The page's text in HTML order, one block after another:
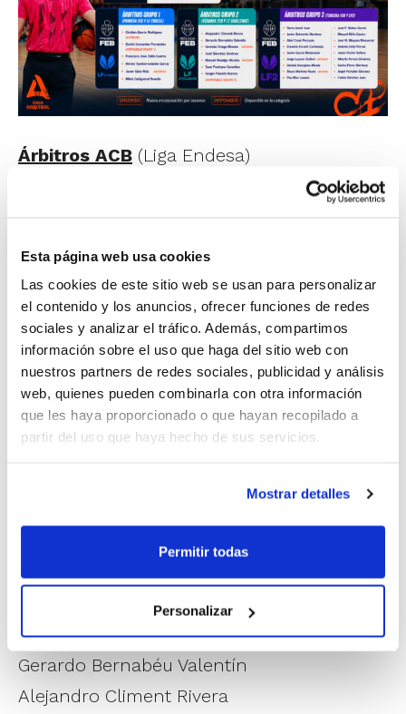
Esta página web usa cookies
Las cookies de este sitio web se usan para personalizar
el contenido y los anuncios, ofrecer funciones de redes
sociales y analizar el tráfico. Además, compartimos
información sobre el uso que haga del sitio web con
nuestros partners de redes sociales, publicidad y análisis
web, quienes pueden combinarla con otra información
que les haya proporcionado o que hayan recopilado a
partir del uso que haya hecho de sus servicios.
Mostrar detalles
Permitir todas
Personalizar
Árbitros ACB (Liga Endesa)
Árbitros Grupo 1
Endesa)
Mikel Cañigueral Novella
Daniel Cervantes Fernández (DISPONIBLE
GRUPO 1)
Cristian García Rodríguez (ASCENSO)
Héctor Sanhermelando García
Árbitros Grupo 2
Manuel Baselga Nicolau (ASCENSO)
Gerardo Bernabéu Valentín
Alejandro Climent Rivera